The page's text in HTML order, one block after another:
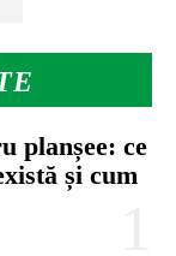
planșee: ce
și cum